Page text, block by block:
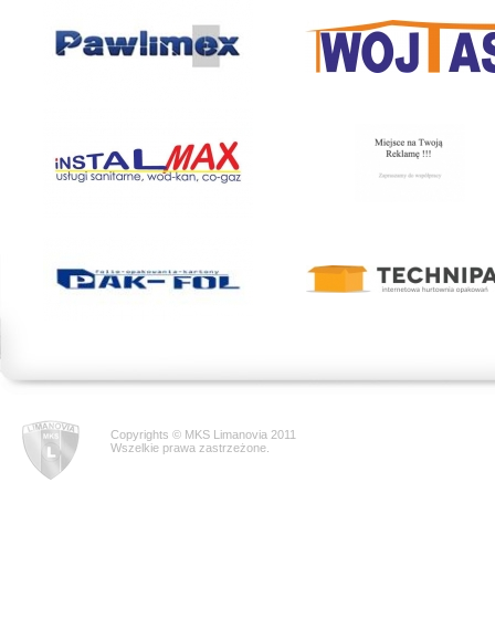
Copyrights © MKS Limanovia 2011
Wszelkie prawa zastrzeżone.